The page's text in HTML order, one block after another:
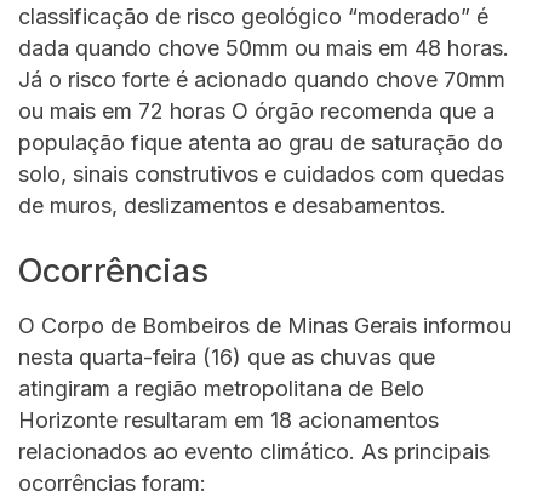
classificação de risco geológico “moderado” é
dada quando chove 50mm ou mais em 48 horas.
Já o risco forte é acionado quando chove 70mm
ou mais em 72 horas O órgão recomenda que a
população fique atenta ao grau de saturação do
solo, sinais construtivos e cuidados com quedas
de muros, deslizamentos e desabamentos.
Ocorrências
O Corpo de Bombeiros de Minas Gerais informou
nesta quarta-feira (16) que as chuvas que
atingiram a região metropolitana de Belo
Horizonte resultaram em 18 acionamentos
relacionados ao evento climático. As principais
ocorrências foram: